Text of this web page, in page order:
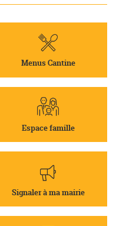
Menus Cantine
Espace famille
Signaler à ma mairie